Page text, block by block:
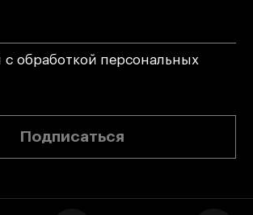
с обработкой персональных
Подписаться